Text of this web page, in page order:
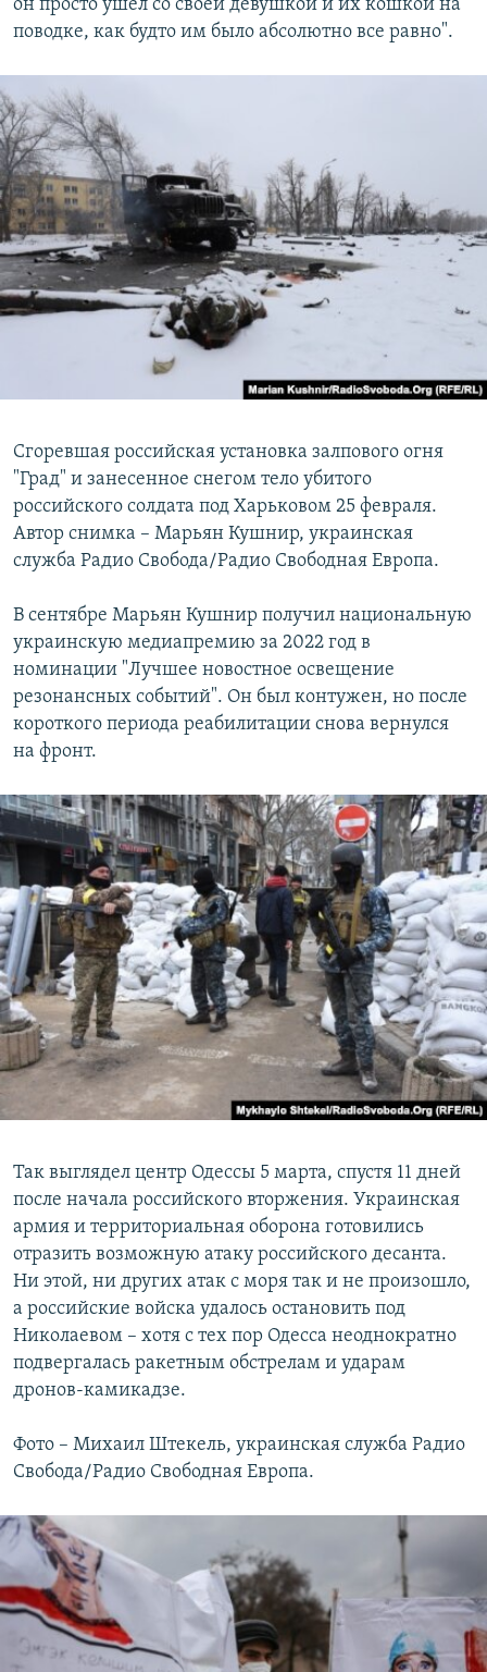
он просто ушел со своей девушкой и их кошкой на
поводке, как будто им было абсолютно все равно".
Сгоревшая российская установка залпового огня
"Град" и занесенное снегом тело убитого
российского солдата под Харьковом 25 февраля.
Автор снимка – Марьян Кушнир, украинская
служба Радио Свобода/Радио Свободная Европа.
В сентябре Марьян Кушнир получил национальную
украинскую медиапремию за 2022 год в
номинации "Лучшее новостное освещение
резонансных событий". Он был контужен, но после
короткого периода реабилитации снова вернулся
на фронт.
Так выглядел центр Одессы 5 марта, спустя 11 дней
после начала российского вторжения. Украинская
армия и территориальная оборона готовились
отразить возможную атаку российского десанта.
Ни этой, ни других атак с моря так и не произошло,
а российские войска удалось остановить под
Николаевом – хотя с тех пор Одесса неоднократно
подвергалась ракетным обстрелам и ударам
дронов-камикадзе.
Фото – Михаил Штекель, украинская служба Радио
Свобода/Радио Свободная Европа.